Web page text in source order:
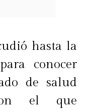
hasta la
conocer
de salud
el que